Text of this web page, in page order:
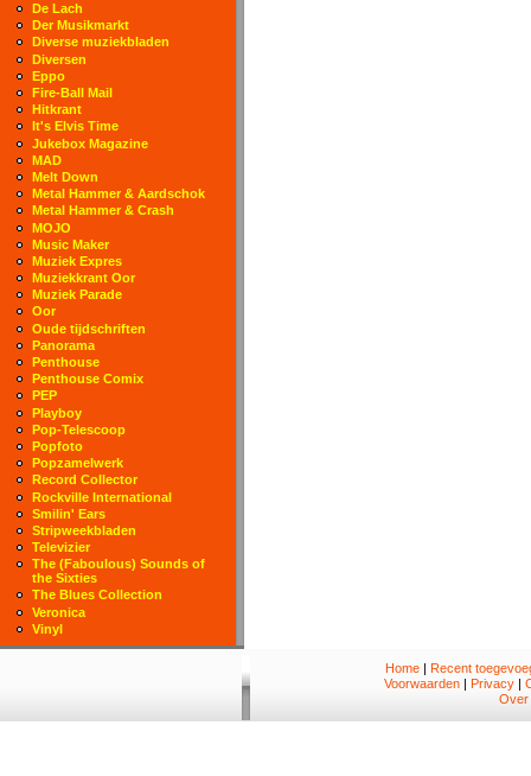
De Lach
Der Musikmarkt
Diverse muziekbladen
Diversen
Eppo
Fire-Ball Mail
Hitkrant
It's Elvis Time
Jukebox Magazine
MAD
Melt Down
Metal Hammer & Aardschok
Metal Hammer & Crash
MOJO
Music Maker
Muziek Expres
Muziekkrant Oor
Muziek Parade
Oor
Oude tijdschriften
Panorama
Penthouse
Penthouse Comix
PEP
Playboy
Pop-Telescoop
Popfoto
Popzamelwerk
Record Collector
Rockville International
Smilin' Ears
Stripweekbladen
Televizier
The (Faboulous) Sounds of
the Sixties
The Blues Collection
Veronica
Vinyl
Home| Recent
Voorwaarden | Privacy |
Over